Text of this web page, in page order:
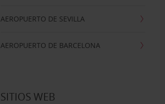
AEROPUERTO DE SEVILLA
AEROPUERTO DE BARCELONA
SITIOS WEB